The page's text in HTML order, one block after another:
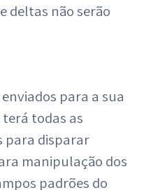
deltas não serão
para a sua
terá todas as
para disparar
manipulação dos
padrões do